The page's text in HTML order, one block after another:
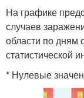
На графике
случаев
области по дням
статистической
* Нулевые